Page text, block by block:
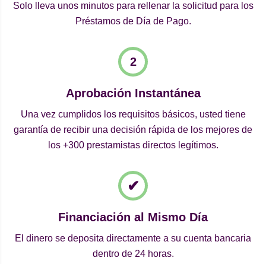
Solo lleva unos minutos para rellenar la solicitud para los
Préstamos de Día de Pago.
Aprobación Instantánea
Una vez cumplidos los requisitos básicos, usted tiene
garantía de recibir una decisión rápida de los mejores de
los +300 prestamistas directos legítimos.
Financiación al Mismo Día
El dinero se deposita directamente a su cuenta bancaria
dentro de 24 horas.